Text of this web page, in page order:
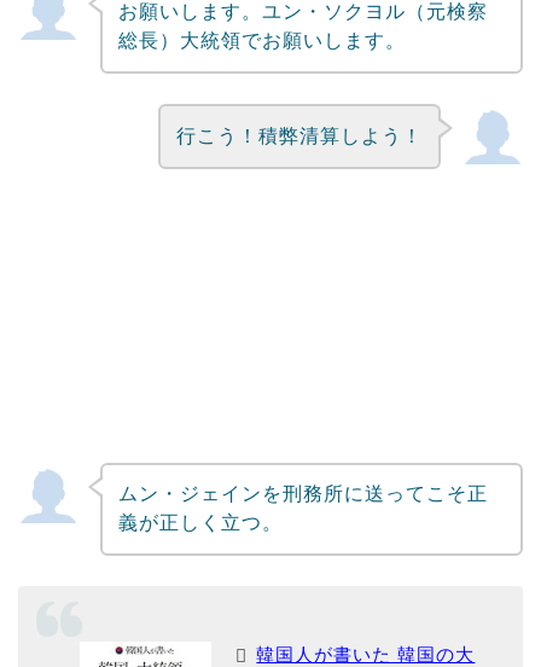
お願いします。ユン・ソクヨル（元検察
総長）大統領でお願いします。
行こう！積弊清算しよう！
ムン・ジェインを刑務所に送ってこそ正
義が正しく立つ。
韓国人が書いた 韓国の大